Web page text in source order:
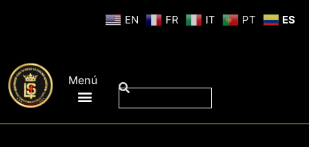
Menú
EN FR IT PT ES